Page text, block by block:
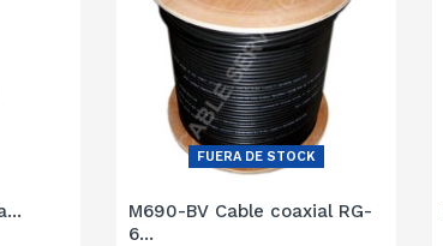
FUERA DE STOCK
M690-BV Cable coaxial RG-
6...